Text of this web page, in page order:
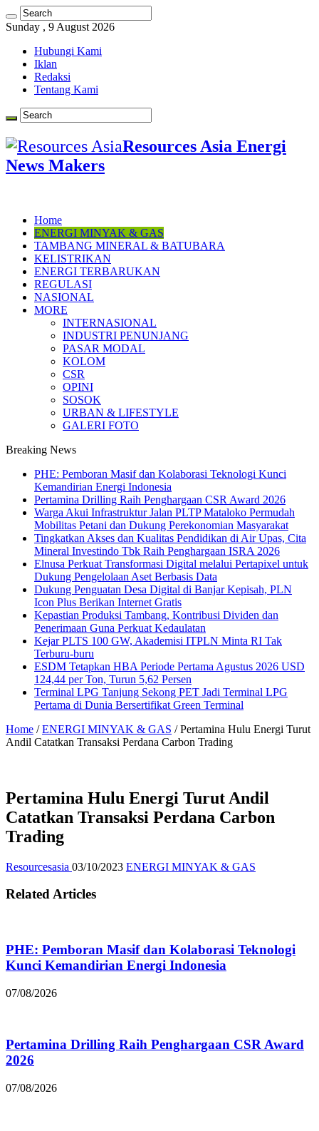
Sunday , 9 August 2026
Hubungi Kami
Iklan
Redaksi
Tentang Kami
Resources Asia Energi
News Makers
Home
ENERGI MINYAK & GAS
TAMBANG MINERAL & BATUBARA
KELISTRIKAN
ENERGI TERBARUKAN
REGULASI
NASIONAL
MORE
INTERNASIONAL
INDUSTRI PENUNJANG
PASAR MODAL
KOLOM
CSR
OPINI
SOSOK
URBAN & LIFESTYLE
GALERI FOTO
Breaking News
PHE: Pemboran Masif dan Kolaborasi Teknologi Kunci
Kemandirian Energi Indonesia
Pertamina Drilling Raih Penghargaan CSR Award 2026
Warga Akui Infrastruktur Jalan PLTP Mataloko Permudah
Mobilitas Petani dan Dukung Perekonomian Masyarakat
Tingkatkan Akses dan Kualitas Pendidikan di Air Upas, Cita
Mineral Investindo Tbk Raih Penghargaan ISRA 2026
Elnusa Perkuat Transformasi Digital melalui Pertapixel untuk
Dukung Pengelolaan Aset Berbasis Data
Dukung Penguatan Desa Digital di Banjar Kepisah, PLN
Icon Plus Berikan Internet Gratis
Kepastian Produksi Tambang, Kontribusi Dividen dan
Penerimaan Guna Perkuat Kedaulatan
Kejar PLTS 100 GW, Akademisi ITPLN Minta RI Tak
Terburu-buru
ESDM Tetapkan HBA Periode Pertama Agustus 2026 USD
124,44 per Ton, Turun 5,62 Persen
Terminal LPG Tanjung Sekong PET Jadi Terminal LPG
Pertama di Dunia Bersertifikat Green Terminal
Home / ENERGI MINYAK & GAS / Pertamina Hulu Energi Turut
Andil Catatkan Transaksi Perdana Carbon Trading
Pertamina Hulu Energi Turut Andil
Catatkan Transaksi Perdana Carbon
Trading
Resourcesasia 03/10/2023 ENERGI MINYAK & GAS
Related Articles
PHE: Pemboran Masif dan Kolaborasi Teknologi
Kunci Kemandirian Energi Indonesia
07/08/2026
Pertamina Drilling Raih Penghargaan CSR Award
2026
07/08/2026